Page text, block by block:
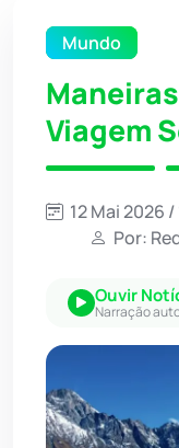
Mundo
Viagem
12 Mai 2026
Por:
Ouvir
Narração